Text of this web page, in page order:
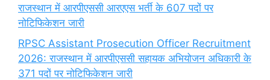
राजस्थान में आरपीएससी आरएएस भर्ती के 607 पदों पर
नोटिफिकेशन जारी
RPSC Assistant Prosecution Officer Recruitment
2026: राजस्थान में आरपीएससी सहायक अभियोजन अधिकारी के
371 पदों पर नोटिफिकेशन जारी